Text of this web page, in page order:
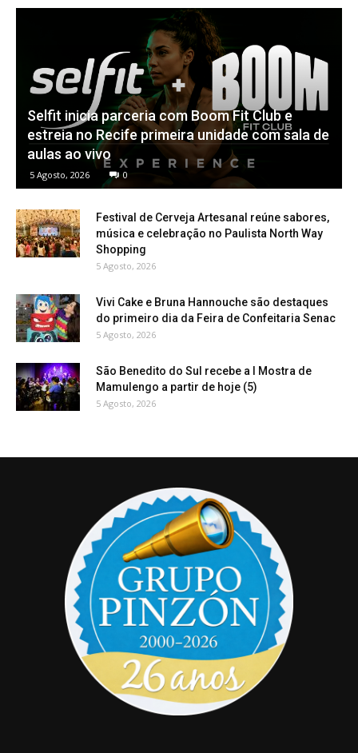
Selfit inicia parceria com Boom Fit Club e
estreia no Recife primeira unidade com sala de
aulas ao vivo
5 Agosto, 2026 0
Festival de Cerveja Artesanal reúne sabores,
música e celebração no Paulista North Way
Shopping
5 Agosto, 2026
Vivi Cake e Bruna Hannouche são destaques
do primeiro dia da Feira de Confeitaria Senac
5 Agosto, 2026
São Benedito do Sul recebe a I Mostra de
Mamulengo a partir de hoje (5)
5 Agosto, 2026